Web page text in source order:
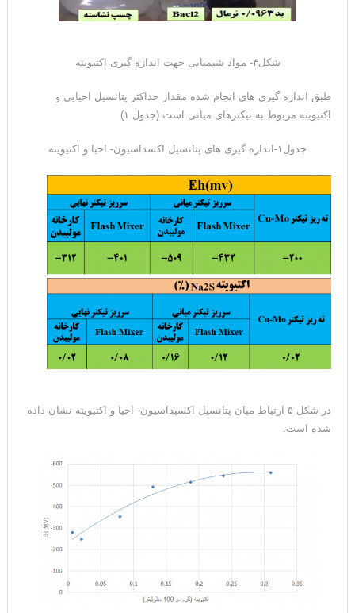
شکل۴- مواد شیمیایی جهت اندازه گیری اکتیویته
طبق اندازه گیری های انجام شده مقدار حداکثر پتانسیل احیایی و
اکتیویته مربوط به تیکنرهای میانی است (جدول ۱)
جدول۱-اندازه گیری های پتانسیل اکسداسیون- احیا و اکتیویته
در شکل ۵ ارتباط میان پتانسیل اکسیداسیون- احیا و اکتیویته نشان داده
شده است.